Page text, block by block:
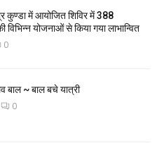
कुण्डा में आयोजित शिविर में 388
विभिन्न योजनाओं से किया गया लाभान्वित
0
बाल ~ बाल बचे यात्री
0